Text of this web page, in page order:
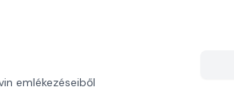
emlékezéseiből